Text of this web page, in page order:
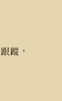
蹤，